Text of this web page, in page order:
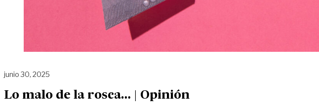
junio 30, 2025
Lo malo de la rosca… | Opinión